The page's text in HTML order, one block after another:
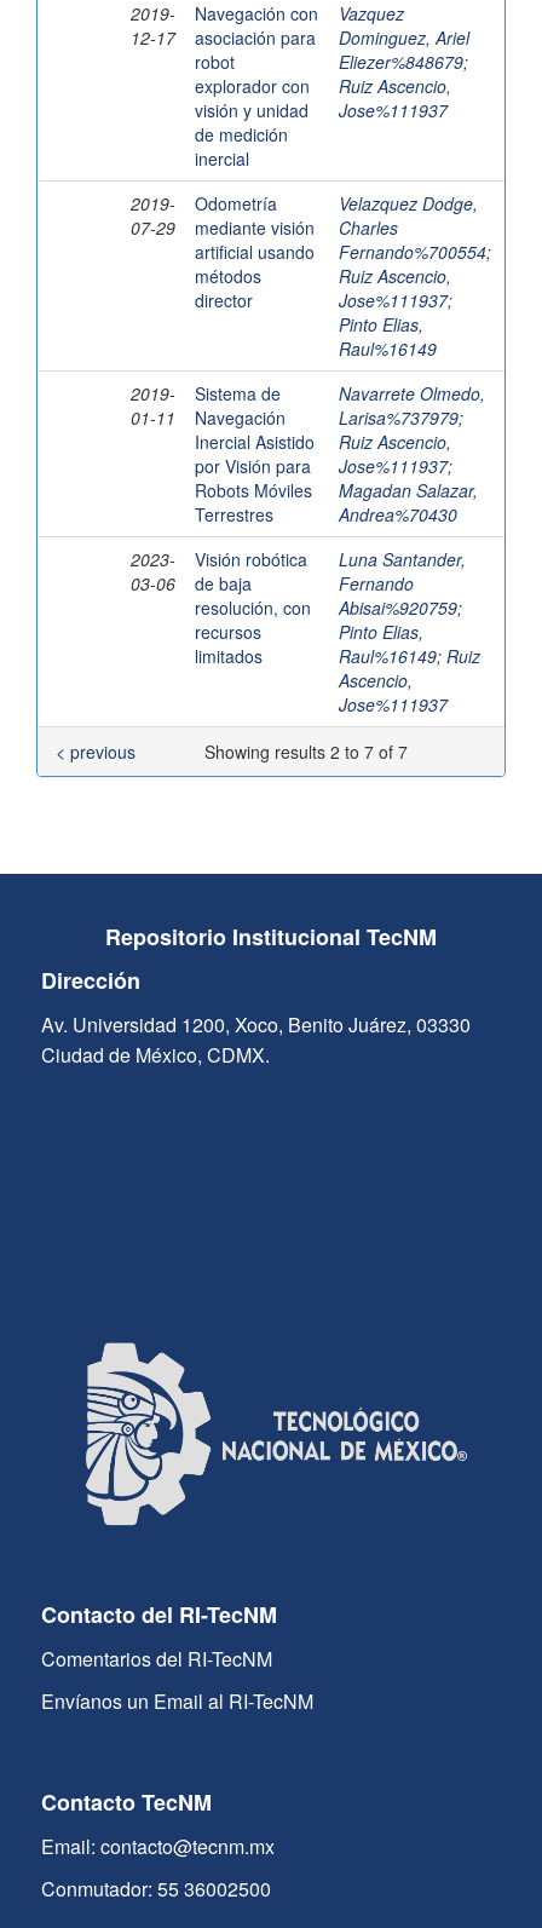
2019-
12-17
Navegación con
asociación para
robot
explorador con
visión y unidad
de medición
inercial
Vazquez
Dominguez, Ariel
Eliezer%848679;
Ruiz Ascencio,
Jose%111937
2019-
07-29
Odometría
mediante visión
artificial usando
métodos
director
Velazquez Dodge,
Charles
Fernando%700554;
Ruiz Ascencio,
Jose%111937;
Pinto Elias,
Raul%16149
2019-
01-11
Sistema de
Navegación
Inercial Asistido
por Visión para
Robots Móviles
Terrestres
Navarrete Olmedo,
Larisa%737979;
Ruiz Ascencio,
Jose%111937;
Magadan Salazar,
Andrea%70430
2023-
03-06
Visión robótica
de baja
resolución, con
recursos
limitados
Luna Santander,
Fernando
Abisai%920759;
Pinto Elias,
Raul%16149; Ruiz
Ascencio,
Jose%111937
Showing results 2 to 7 of 7
< previous
Repositorio Institucional TecNM
Dirección
Av. Universidad 1200, Xoco, Benito Juárez, 03330
Ciudad de México, CDMX.
Contacto del RI-TecNM
Comentarios del RI-TecNM
Envíanos un Email al RI-TecNM
Contacto TecNM
Email: contacto@tecnm.mx
Conmutador: 55 36002500